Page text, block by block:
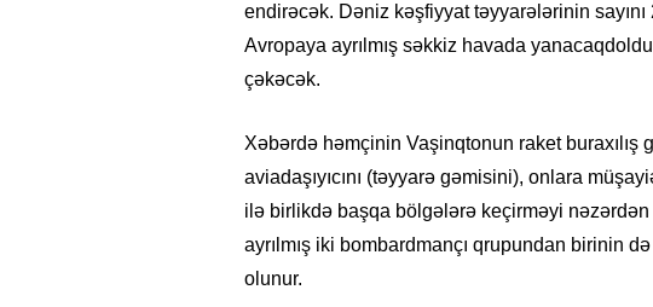
endirəcək. Dəniz kəşfiyyat təyyarələrinin
Avropaya ayrılmış səkkiz havada
çəkəcək.
Xəbərdə həmçinin Vaşinqtonun raket buraxılış
aviadaşıyıcını (təyyarə gəmisini), onlara
ilə birlikdə başqa bölgələrə keçirməyi
ayrılmış iki bombardmançı qrupundan birinin
olunur.